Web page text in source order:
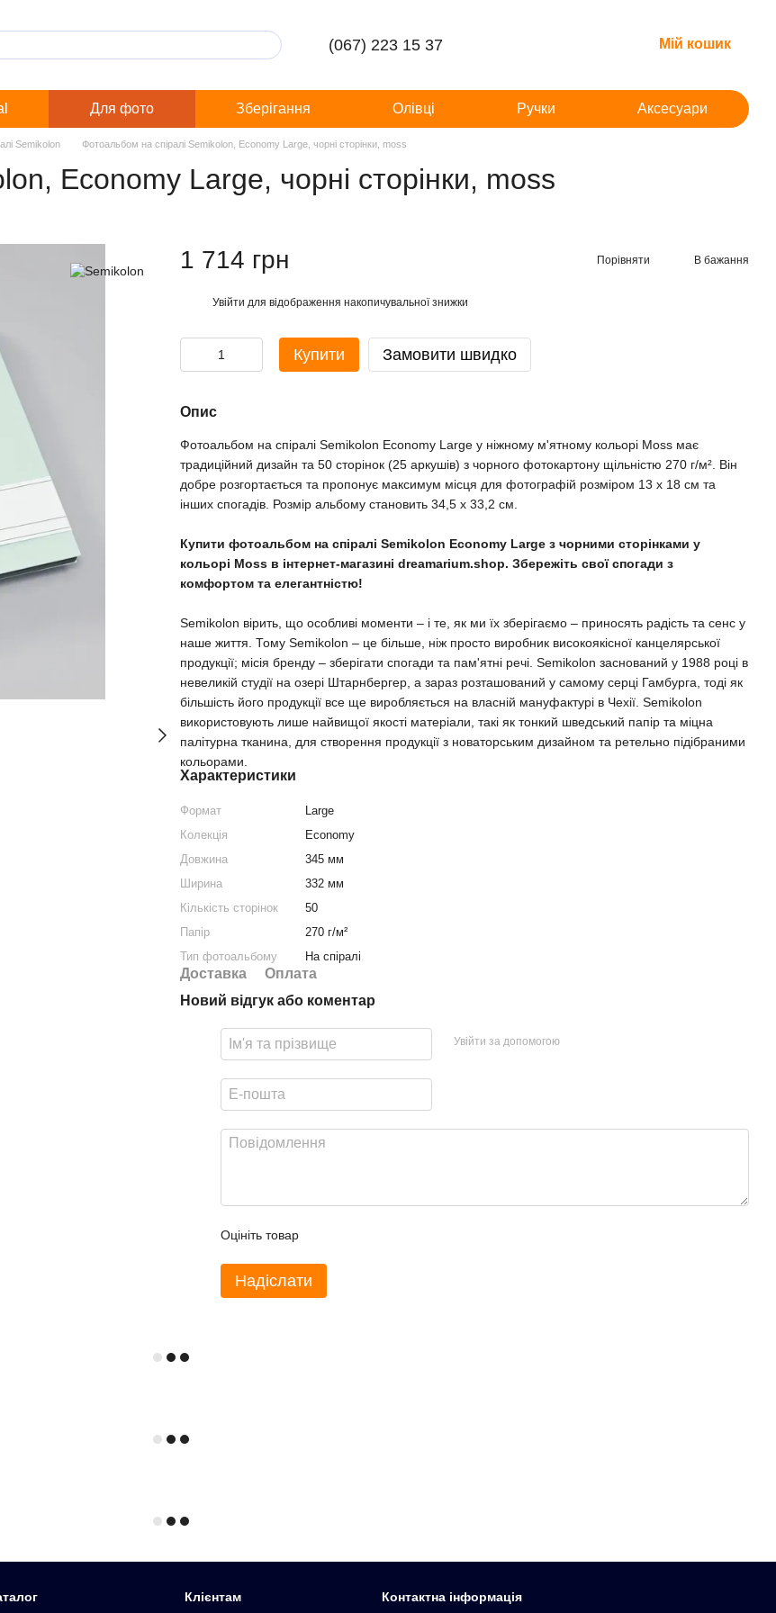
(067) 223 15 37 Мій кошик
Для фото Зберігання Олівці Ручки Аксесуари
Semikolon Фотоальбом на спіралі Semikolon, Economy Large, чорні сторінки, moss
Economy Large, чорні сторінки, moss
1 714 грн Порівняти В бажання
Увійти для відображення накопичувальної знижки
Купити Замовити швидко
Опис
Фотоальбом на спіралі Semikolon Economy Large у ніжному м'ятному кольорі Moss має
традиційний дизайн та 50 сторінок (25 аркушів) з чорного фотокартону щільністю 270 г/м². Він
добре розгортається та пропонує максимум місця для фотографій розміром 13 x 18 см та
інших спогадів. Розмір альбому становить 34,5 x 33,2 см.
Купити фотоальбом на спіралі Semikolon Economy Large з чорними сторінками у
кольорі Moss в інтернет-магазині dreamarium.shop. Збережіть свої спогади з
комфортом та елегантністю!
Semikolon вірить, що особливі моменти – і те, як ми їх зберігаємо – приносять радість та сенс у
наше життя. Тому Semikolon – це більше, ніж просто виробник високоякісної канцелярської
продукції; місія бренду – зберігати спогади та пам'ятні речі. Semikolon заснований у 1988 році в
невеликій студії на озері Штарнбергер, а зараз розташований у самому серці Гамбурга, тоді як
більшість його продукції все ще виробляється на власній мануфактурі в Чехії. Semikolon
використовують лише найвищої якості матеріали, такі як тонкий шведський папір та міцна
палітурна тканина, для створення продукції з новаторським дизайном та ретельно підібраними
кольорами.
Характеристики
Формат
Large
Колекція
Economy
Довжина
345 мм
Ширина
332 мм
Кількість сторінок
50
Папір
270 г/м²
Тип фотоальбому
На спіралі
Доставка
Оплата
Новий відгук або коментар
Увійти за допомогою
Оцініть товар
Надіслати
Клієнтам Контактна інформація